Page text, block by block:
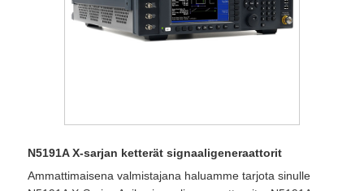
N5191A X-sarjan ketterät signaaligeneraattorit
Ammattimaisena valmistajana haluamme tarjota sinulle